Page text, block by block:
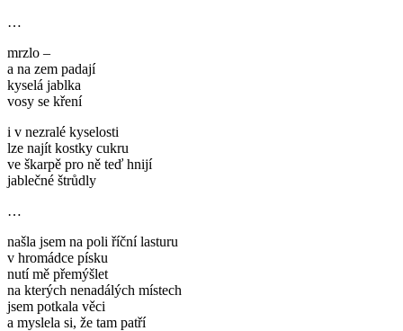
…
mrzlo –
a na zem padají
kyselá jablka
vosy se kření
i v nezralé kyselosti
lze najít kostky cukru
ve škarpě pro ně teď hnijí
jablečné štrůdly
…
našla jsem na poli říční lasturu
v hromádce písku
nutí mě přemýšlet
na kterých nenadálých místech
jsem potkala věci
a myslela si, že tam patří